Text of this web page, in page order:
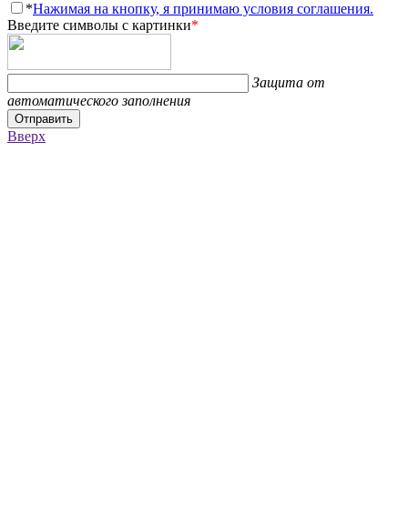
*Нажимая на кнопку, я принимаю условия соглашения.
Введите символы с картинки*
Защита от
автоматического заполнения
Отправить
Вверх